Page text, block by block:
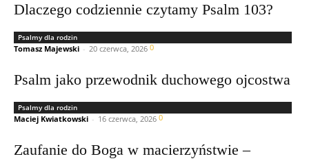
Dlaczego codziennie czytamy Psalm 103?
Psalmy dla rodzin
Tomasz Majewski - 20 czerwca, 2026 0
Psalm jako przewodnik duchowego ojcostwa
Psalmy dla rodzin
Maciej Kwiatkowski - 16 czerwca, 2026 0
Zaufanie do Boga w macierzyństwie –